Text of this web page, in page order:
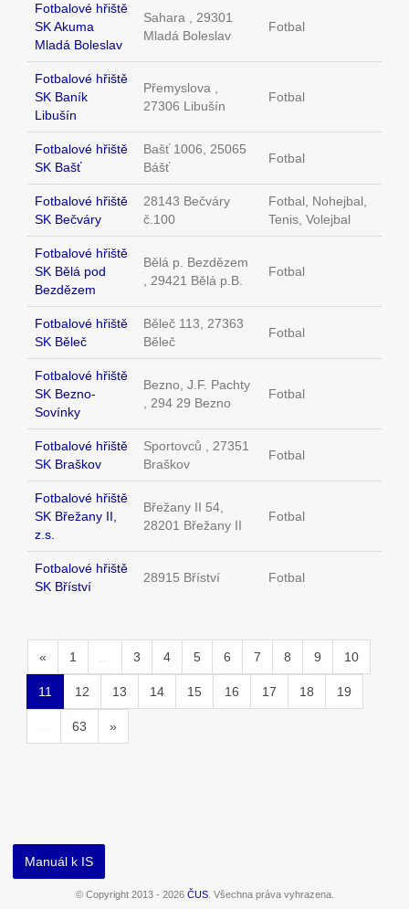
Fotbalové hřiště
SK Akuma
Mladá Boleslav
Sahara , 29301
Mladá Boleslav
Fotbal
Fotbalové hřiště
SK Baník
Libušín
Přemyslova ,
27306 Libušín
Fotbal
Fotbalové hřiště
SK Bašť
Bašť 1006, 25065
Bášť
Fotbal
Fotbalové hřiště
SK Bečváry
28143 Bečváry
č.100
Fotbal, Nohejbal,
Tenis, Volejbal
Fotbalové hřiště
SK Bělá pod
Bezdězem
Bělá p. Bezdězem
, 29421 Bělá p.B.
Fotbal
Fotbalové hřiště
SK Běleč
Běleč 113, 27363
Běleč
Fotbal
Fotbalové hřiště
SK Bezno-
Sovínky
Bezno, J.F. Pachty
, 294 29 Bezno
Fotbal
Fotbalové hřiště
SK Braškov
Sportovců , 27351
Braškov
Fotbal
Fotbalové hřiště
SK Břežany II,
z.s.
Břežany II 54,
28201 Břežany II
Fotbal
Fotbalové hřiště
SK Bříství
28915 Bříství Fotbal
« 1 ... 3 4 5 6 7 8 9 10
11 12 13 14 15 16 17 18 19
... 63 »
Manuál k IS
© Copyright 2013 - 2026 ČUS. Všechna práva vyhrazena.